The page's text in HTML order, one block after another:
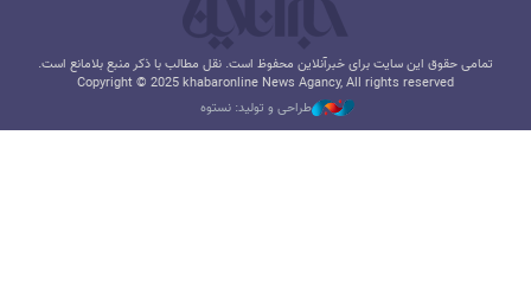
تمامی حقوق این سایت برای خبرآنلاین محفوظ است. نقل مطالب با ذکر منبع بلامانع است.
Copyright © 2025 khabaronline News Agancy, All rights reserved
طراحی و تولید: نستوه